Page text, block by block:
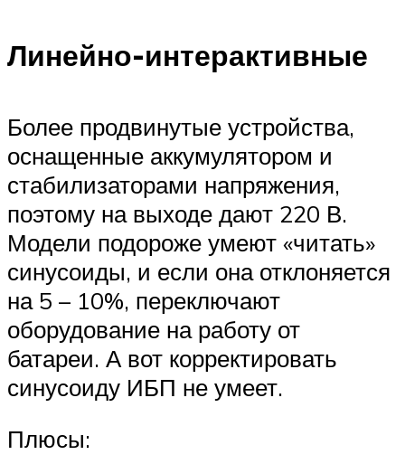
Линейно-интерактивные
Более продвинутые устройства,
оснащенные аккумулятором и
стабилизаторами напряжения,
поэтому на выходе дают 220 В.
Модели подороже умеют «читать»
синусоиды, и если она отклоняется
на 5 – 10%, переключают
оборудование на работу от
батареи. А вот корректировать
синусоиду ИБП не умеет.
Плюсы: